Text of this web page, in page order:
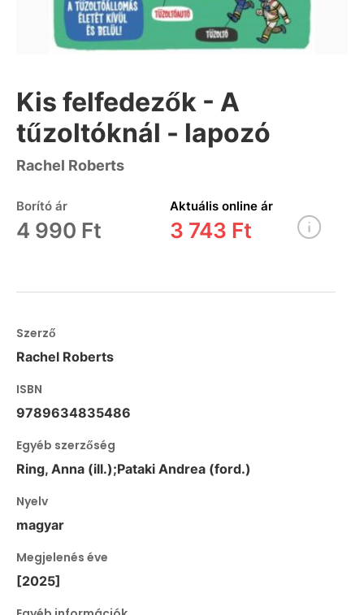
Kis felfedezők - A
tűzoltóknál - lapozó
Rachel Roberts
Borító ár
4 990 Ft
Aktuális online ár
3 743 Ft
Szerző
Rachel Roberts
ISBN
9789634835486
Egyéb szerzőség
Ring, Anna (ill.);Pataki Andrea (ford.)
Nyelv
magyar
Megjelenés éve
[2025]